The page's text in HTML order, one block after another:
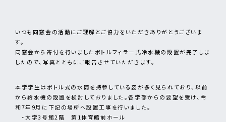
いつも同窓会の活動にご理解とご協力をいただきありがとうございま
す。
同窓会から寄付を行いましたボトルフィラー式冷水機の設置が完了しま
したので、写真とともにご報告させていただきます。
本学学生はボトル式の水筒を持参している姿が多く見られており、以前
から給水機の設置を検討しておりました。各学部からの要望を受け、令
和7年9月に下記の場所へ設置工事を行いました。
・大学3号館2階 第1体育館前ホール